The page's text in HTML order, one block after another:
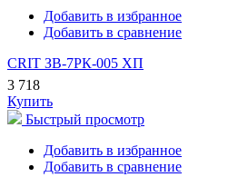
Добавить в избранное
Добавить в сравнение
CRIT ЗВ-7РК-005 ХП
3 718
Купить
Быстрый просмотр
Добавить в избранное
Добавить в сравнение